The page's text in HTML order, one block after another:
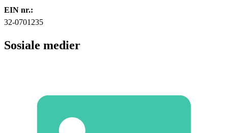
EIN nr.:
32-0701235
Sosiale medier